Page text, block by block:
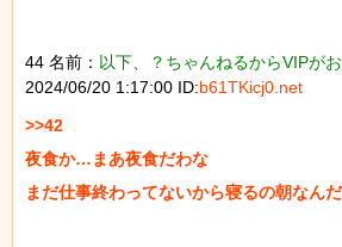
44 名前： 以下、？ちゃんねるからVIPが
2024/06/20 1:17:00 ID:b61TKicj0.net
>>42
夜食か…まあ夜食だわな
まだ仕事終わってないから寝るの朝なん